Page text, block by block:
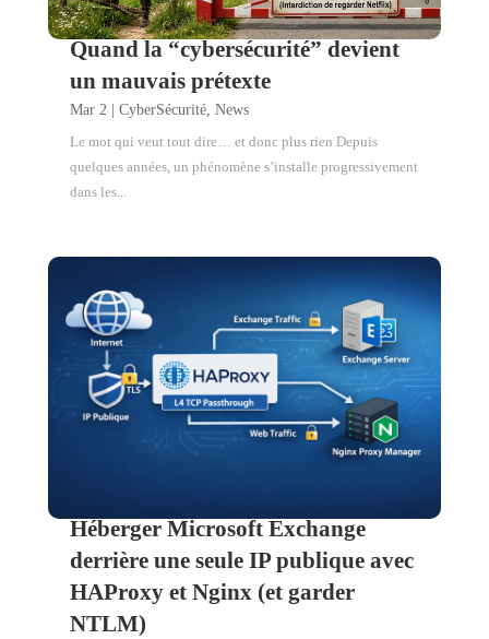
Quand la “cybersécurité” devient
un mauvais prétexte
Mar 2| CyberSécurité, News
Le mot qui veut tout dire… et donc plus rien Depuis
quelques années, un phénomène s’installe progressivement
dans les...
Héberger Microsoft Exchange
derrière une seule IP publique avec
HAProxy et Nginx (et garder
NTLM)